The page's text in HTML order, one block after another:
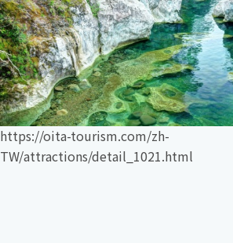
https://oita-tourism.com/zh-
TW/attractions/detail_1021.html